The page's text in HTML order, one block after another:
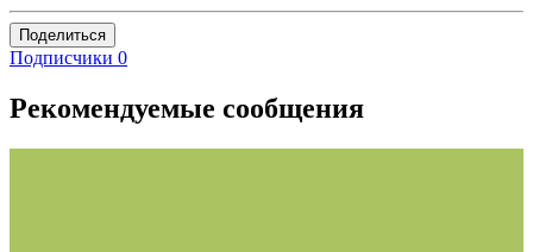
Поделиться
Подписчики 0
Рекомендуемые сообщения